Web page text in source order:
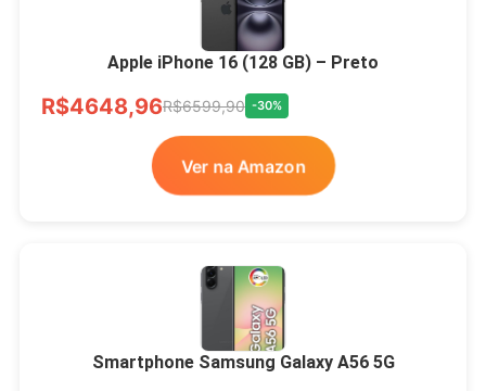
Apple iPhone 16 (128 GB) – Preto
R$4648,96R$6599,90 -30%
Ver na Amazon
Smartphone Samsung Galaxy A56 5G